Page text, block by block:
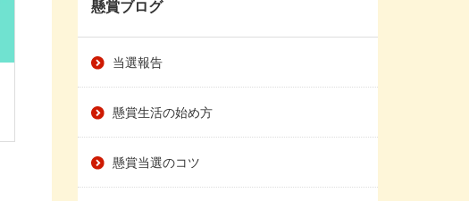
懸賞ブログ
当選報告
懸賞生活の始め方
懸賞当選のコツ